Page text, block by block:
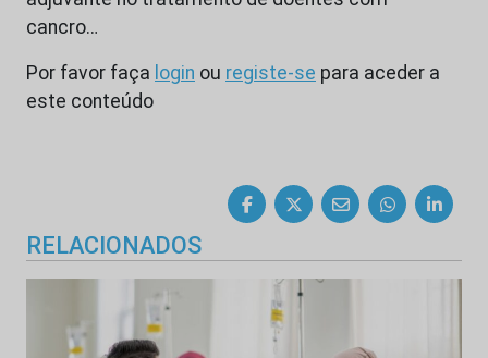
cancro…
Por favor faça login ou registe-se para aceder a
este conteúdo
RELACIONADOS